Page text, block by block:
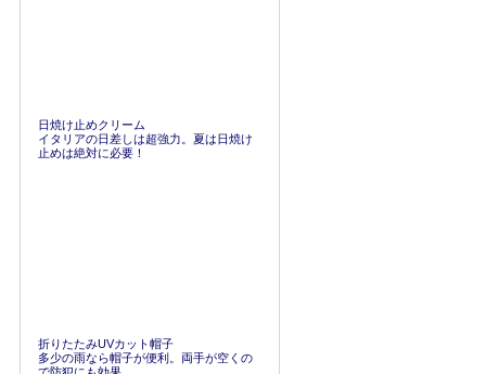
日焼け止めクリーム
イタリアの日差しは超強力。夏は日焼け
止めは絶対に必要！
折りたたみUVカット帽子
多少の雨なら帽子が便利。両手が空くの